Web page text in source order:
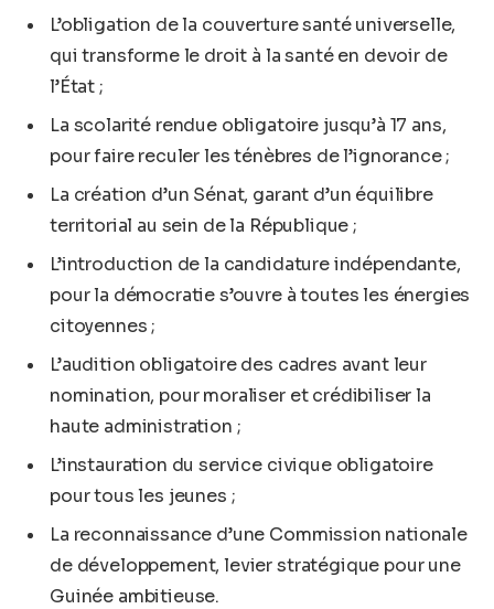
L’obligation de la couverture santé universelle,
qui transforme le droit à la santé en devoir de
l’État ;
La scolarité rendue obligatoire jusqu’à 17 ans,
pour faire reculer les ténèbres de l’ignorance ;
La création d’un Sénat, garant d’un équilibre
territorial au sein de la République ;
L’introduction de la candidature indépendante,
pour la démocratie s’ouvre à toutes les énergies
citoyennes ;
L’audition obligatoire des cadres avant leur
nomination, pour moraliser et crédibiliser la
haute administration ;
L’instauration du service civique obligatoire
pour tous les jeunes ;
La reconnaissance d’une Commission nationale
de développement, levier stratégique pour une
Guinée ambitieuse.